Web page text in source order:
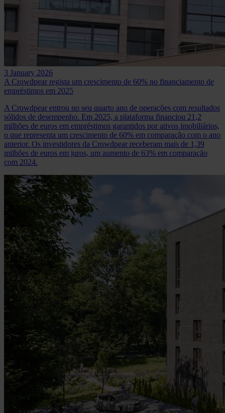
3 January 2026
A Crowdpear regista um crescimento de 60% no financiamento de
empréstimos em 2025
A Crowdpear entrou no seu quarto ano de operações com resultados
sólidos de desempenho. Em 2025, a plataforma financiou 21,2
milhões de euros em empréstimos garantidos por ativos imobiliários,
o que representa um crescimento de 60% em comparação com o ano
anterior. Os investidores da Crowdpear receberam mais de 1,39
milhões de euros em juros, um aumento de 63% em comparação
com 2024.